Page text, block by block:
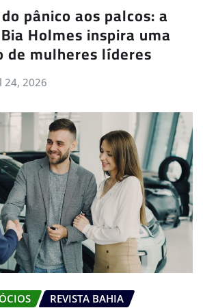
pânico aos palcos: a
Holmes inspira uma
de mulheres líderes
24, 2026
REVISTA BAHIA